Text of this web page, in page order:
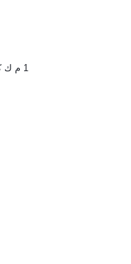
1 م ك كاكاو سادة او كاكاو مر